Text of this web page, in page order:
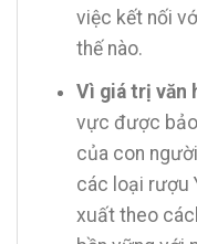
việc kết nối
thế nào.
Vì giá trị văn
vực được bảo
của con
các loại rượu
xuất theo